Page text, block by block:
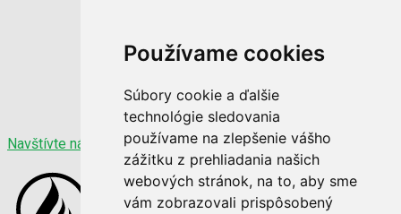
Používame cookies
Súbory cookie a ďalšie
technológie sledovania
používame na zlepšenie vášho
zážitku z prehliadania našich
webových stránok, na to, aby sme
vám zobrazovali prispôsobený
Navštívte nás